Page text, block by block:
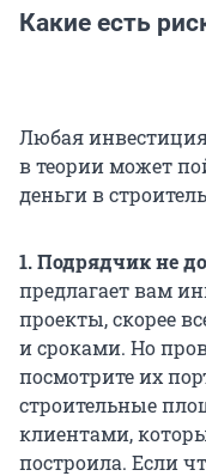
Какие есть
Любая
в теории может
деньги в
1. Подрядчик не
предлагает вам
проекты, скорее
и сроками. Но
посмотрите их
строительные
клиентами,
построила. Если